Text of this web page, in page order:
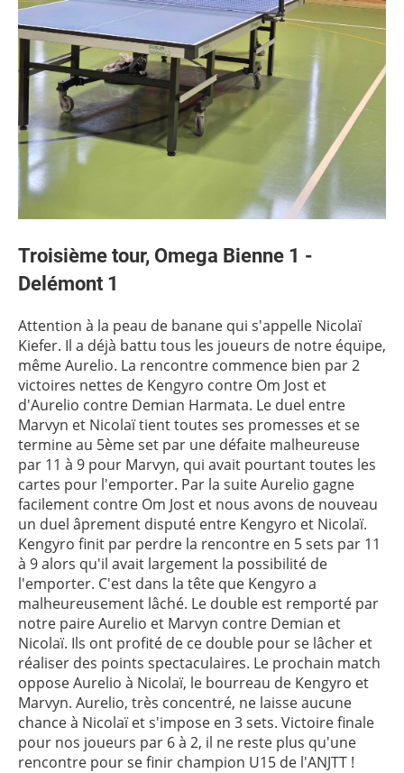
Troisième tour, Omega Bienne 1 -
Delémont 1
Attention à la peau de banane qui s'appelle Nicolaï
Kiefer. Il a déjà battu tous les joueurs de notre équipe,
même Aurelio. La rencontre commence bien par 2
victoires nettes de Kengyro contre Om Jost et
d'Aurelio contre Demian Harmata. Le duel entre
Marvyn et Nicolaï tient toutes ses promesses et se
termine au 5ème set par une défaite malheureuse
par 11 à 9 pour Marvyn, qui avait pourtant toutes les
cartes pour l'emporter. Par la suite Aurelio gagne
facilement contre Om Jost et nous avons de nouveau
un duel âprement disputé entre Kengyro et Nicolaï.
Kengyro finit par perdre la rencontre en 5 sets par 11
à 9 alors qu'il avait largement la possibilité de
l'emporter. C'est dans la tête que Kengyro a
malheureusement lâché. Le double est remporté par
notre paire Aurelio et Marvyn contre Demian et
Nicolaï. Ils ont profité de ce double pour se lâcher et
réaliser des points spectaculaires. Le prochain match
oppose Aurelio à Nicolaï, le bourreau de Kengyro et
Marvyn. Aurelio, très concentré, ne laisse aucune
chance à Nicolaï et s'impose en 3 sets. Victoire finale
pour nos joueurs par 6 à 2, il ne reste plus qu'une
rencontre pour se finir champion U15 de l'ANJTT !